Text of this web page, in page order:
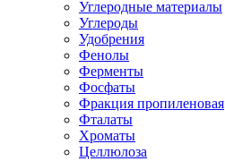
Углеродные материалы
Углероды
Удобрения
Фенолы
Ферменты
Фосфаты
Фракция пропиленовая
Фталаты
Хроматы
Целлюлоза